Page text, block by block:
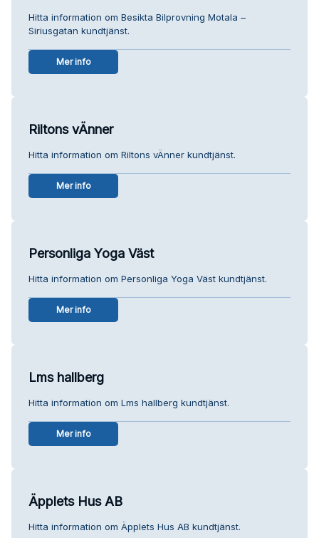
Hitta information om Besikta Bilprovning Motala –
Siriusgatan kundtjänst.
Mer info
Riltons vÄnner
Hitta information om Riltons vÄnner kundtjänst.
Mer info
Personliga Yoga Väst
Hitta information om Personliga Yoga Väst kundtjänst.
Mer info
Lms hallberg
Hitta information om Lms hallberg kundtjänst.
Mer info
Äpplets Hus AB
Hitta information om Äpplets Hus AB kundtjänst.